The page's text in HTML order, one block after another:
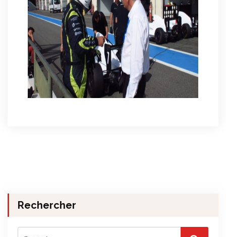
Rechercher